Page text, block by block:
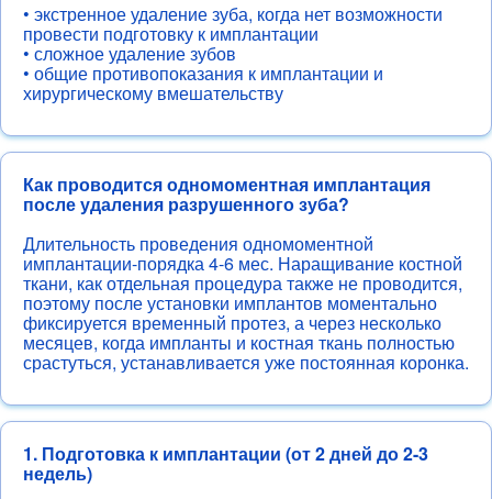
• экстренное удаление зуба, когда нет возможности
провести подготовку к имплантации
• сложное удаление зубов
• общие противопоказания к имплантации и
хирургическому вмешательству
Как проводится одномоментная имплантация
после удаления разрушенного зуба?
Длительность проведения одномоментной
имплантации-порядка 4-6 мес. Наращивание костной
ткани, как отдельная процедура также не проводится,
поэтому после установки имплантов моментально
фиксируется временный протез, а через несколько
месяцев, когда импланты и костная ткань полностью
срастуться, устанавливается уже постоянная коронка.
1. Подготовка к имплантации (от 2 дней до 2-3
недель)